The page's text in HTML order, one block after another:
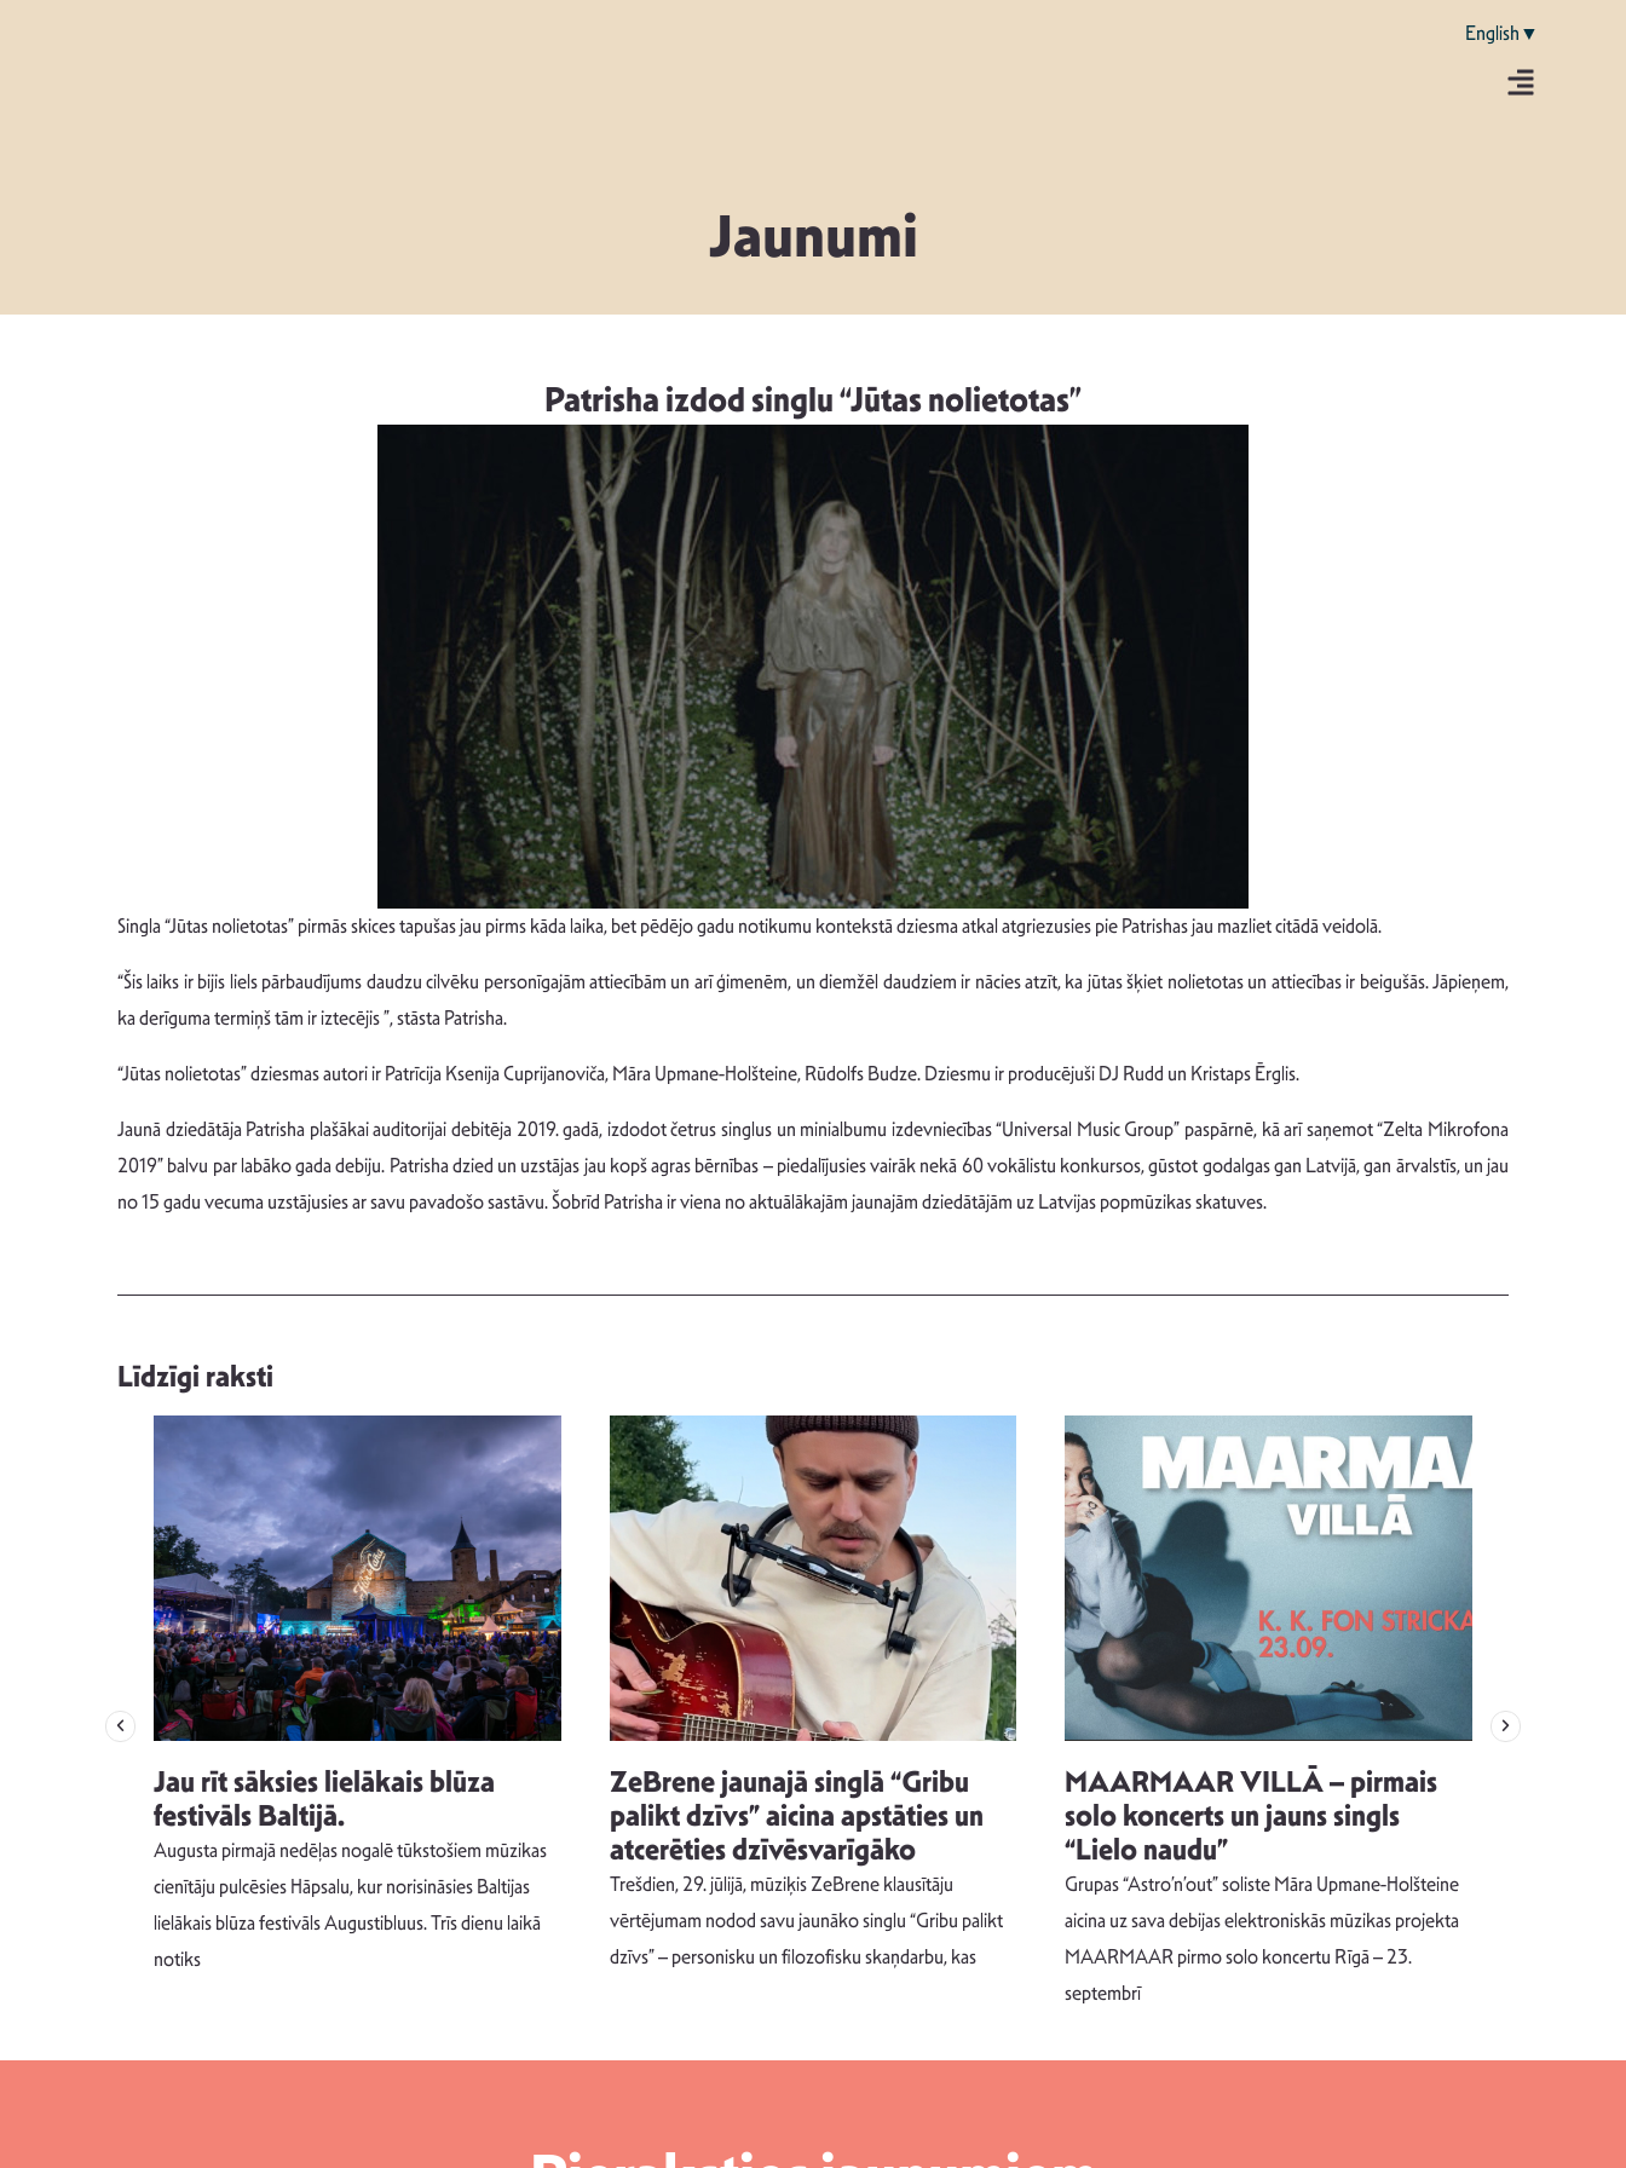
English▼
Jaunumi
Patrisha izdod singlu “Jūtas nolietotas”
Singla “Jūtas nolietotas” pirmās skices tapušas jau pirms kāda laika, bet pēdējo gadu notikumu kontekstā dziesma atkal atgriezusies pie Patrishas jau mazliet citādā veidolā.
“Šis laiks ir bijis liels pārbaudījums daudzu cilvēku personīgajām attiecībām un arī ģimenēm, un diemžēl daudziem ir nācies atzīt, ka jūtas šķiet nolietotas un attiecības ir beigušās. Jāpieņem,
ka derīguma termiņš tām ir iztecējis ”, stāsta Patrisha.
“Jūtas nolietotas” dziesmas autori ir Patrīcija Ksenija Cuprijanoviča, Māra Upmane-Holšteine, Rūdolfs Budze. Dziesmu ir producējuši DJ Rudd un Kristaps Ērglis.
Jaunā dziedātāja Patrisha plašākai auditorijai debitēja 2019. gadā, izdodot četrus singlus un minialbumu izdevniecības “Universal Music Group” paspārnē, kā arī saņemot “Zelta Mikrofona
2019” balvu par labāko gada debiju. Patrisha dzied un uzstājas jau kopš agras bērnības – piedalījusies vairāk nekā 60 vokālistu konkursos, gūstot godalgas gan Latvijā, gan ārvalstīs, un jau
no 15 gadu vecuma uzstājusies ar savu pavadošo sastāvu. Šobrīd Patrisha ir viena no aktuālākajām jaunajām dziedātājām uz Latvijas popmūzikas skatuves.
Līdzīgi raksti
Jau rīt sāksies lielākais blūza
festivāls Baltijā.
Augusta pirmajā nedēļas nogalē tūkstošiem mūzikas
cienītāju pulcēsies Hāpsalu, kur norisināsies Baltijas
lielākais blūza festivāls Augustibluus. Trīs dienu laikā
notiks
ZeBrene jaunajā singlā “Gribu
palikt dzīvs” aicina apstāties un
atcerēties dzīvēsvarīgāko
Trešdien, 29. jūlijā, mūziķis ZeBrene klausītāju
vērtējumam nodod savu jaunāko singlu “Gribu palikt
dzīvs” – personisku un filozofisku skaņdarbu, kas
MAARMAAR VILLĀ – pirmais
solo koncerts un jauns singls
“Lielo naudu”
Grupas “Astro’n’out” soliste Māra Upmane-Holšteine
aicina uz sava debijas elektroniskās mūzikas projekta
MAARMAAR pirmo solo koncertu Rīgā – 23.
septembrī